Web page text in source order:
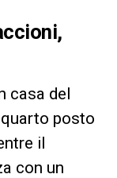
casa del
posto
il
con un